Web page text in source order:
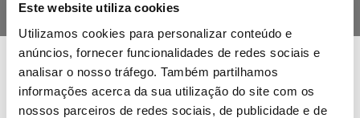
Este website utiliza cookies
Utilizamos cookies para personalizar conteúdo e
anúncios, fornecer funcionalidades de redes sociais e
analisar o nosso tráfego. Também partilhamos
informações acerca da sua utilização do site com os
nossos parceiros de redes sociais, de publicidade e de